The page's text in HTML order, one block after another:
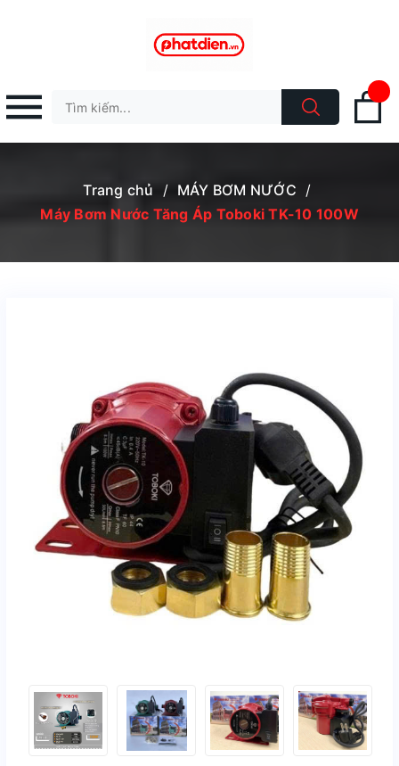
Trang chủ / MÁY BƠM NƯỚC /
Máy Bơm Nước Tăng Áp Toboki TK-10 100W